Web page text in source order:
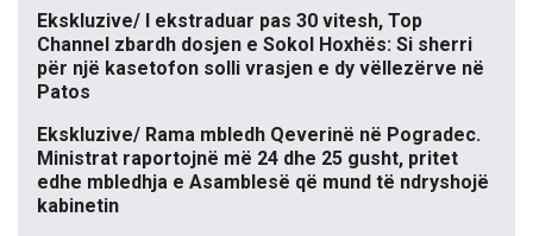
Ekskluzive/ I ekstraduar pas 30 vitesh, Top
Channel zbardh dosjen e Sokol Hoxhës: Si sherri
për një kasetofon solli vrasjen e dy vëllezërve në
Patos
Ekskluzive/ Rama mbledh Qeverinë në Pogradec.
Ministrat raportojnë më 24 dhe 25 gusht, pritet
edhe mbledhja e Asamblesë që mund të ndryshojë
kabinetin